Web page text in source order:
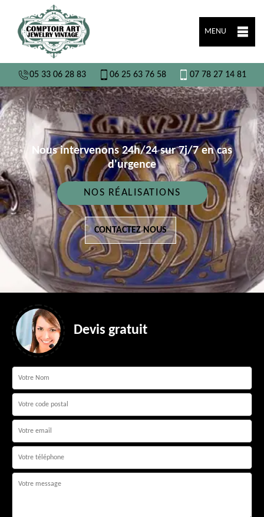
MENU
05 33 06 28 83 06 25 63 76 58 07 78 27 14 81
Nous intervenons 24h/24 sur 7j/7 en cas
d'urgence
NOS RÉALISATIONS
CONTACTEZ NOUS
Devis gratuit